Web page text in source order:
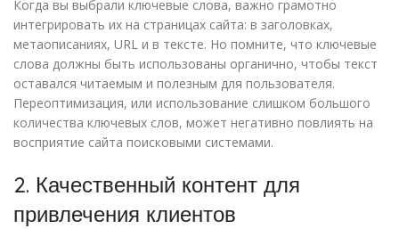
Когда вы выбрали ключевые слова, важно грамотно
интегрировать их на страницах сайта: в заголовках,
метаописаниях, URL и в тексте. Но помните, что ключевые
слова должны быть использованы органично, чтобы текст
оставался читаемым и полезным для пользователя.
Переоптимизация, или использование слишком большого
количества ключевых слов, может негативно повлиять на
восприятие сайта поисковыми системами.
2. Качественный контент для
привлечения клиентов